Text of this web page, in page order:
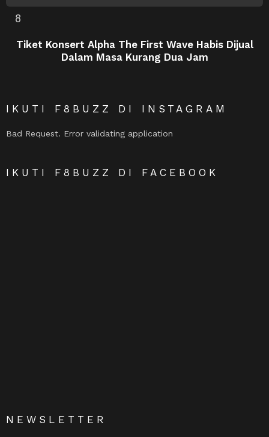
Tiket Konsert Alpha The First Wave Habis Dijual
Dalam Masa Kurang Dua Jam
IKUTI F8BUZZ DI INSTAGRAM
Bad Request. Error validating application
IKUTI F8BUZZ DI FACEBOOK
NEWSLETTER